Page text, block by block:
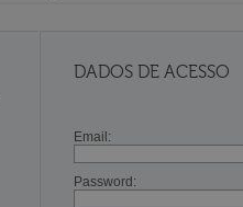
DADOS DE ACESSO
Email:
Password: